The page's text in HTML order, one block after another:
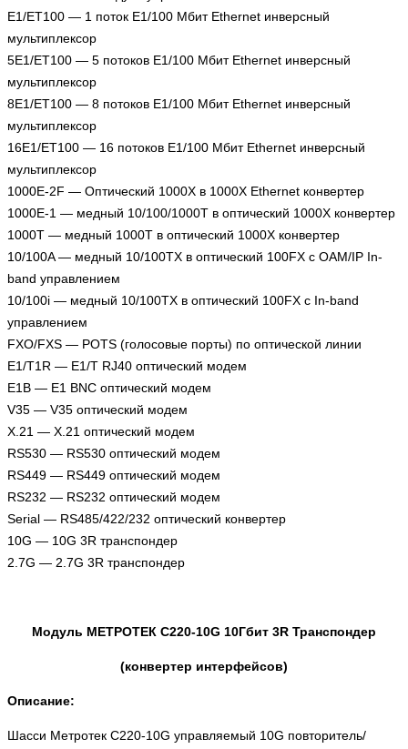
E1/ET100 — 1 поток Е1/100 Мбит Ethernet инверсный
мультиплексор
5E1/ET100 — 5 потоков Е1/100 Мбит Ethernet инверсный
мультиплексор
8E1/ET100 — 8 потоков Е1/100 Мбит Ethernet инверсный
мультиплексор
16E1/ET100 — 16 потоков Е1/100 Мбит Ethernet инверсный
мультиплексор
1000E-2F — Оптический 1000X в 1000X Ethernet конвертер
1000E-1 — медный 10/100/1000T в оптический 1000X конвертер
1000T — медный 1000T в оптический 1000X конвертер
10/100A — медный 10/100TX в оптический 100FX с OAM/IP In-
band управлением
10/100i — медный 10/100TX в оптический 100FX с In-band
управлением
FXO/FXS — POTS (голосовые порты) по оптической линии
E1/T1R — E1/T RJ40 оптический модем
E1B — E1 BNC оптический модем
V35 — V35 оптический модем
X.21 — X.21 оптический модем
RS530 — RS530 оптический модем
RS449 — RS449 оптический модем
RS232 — RS232 оптический модем
Serial — RS485/422/232 оптический конвертер
10G — 10G 3R транспондер
2.7G — 2.7G 3R транспондер
Модуль МЕТРОТЕК C220-10G 10Гбит 3R Транспондер
(конвертер интерфейсов)
Описание:
Шасси Метротек C220-10G управляемый 10G повторитель/